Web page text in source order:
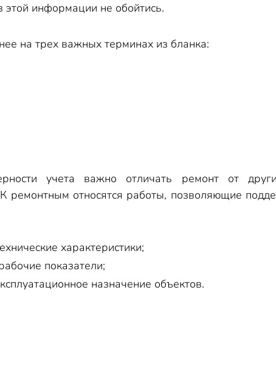
этой информации не обойтись.
на трех важных терминах из бланка:
учета важно отличать ремонт от
ремонтным относятся работы, позволяющие
характеристики;
показатели;
назначение объектов.